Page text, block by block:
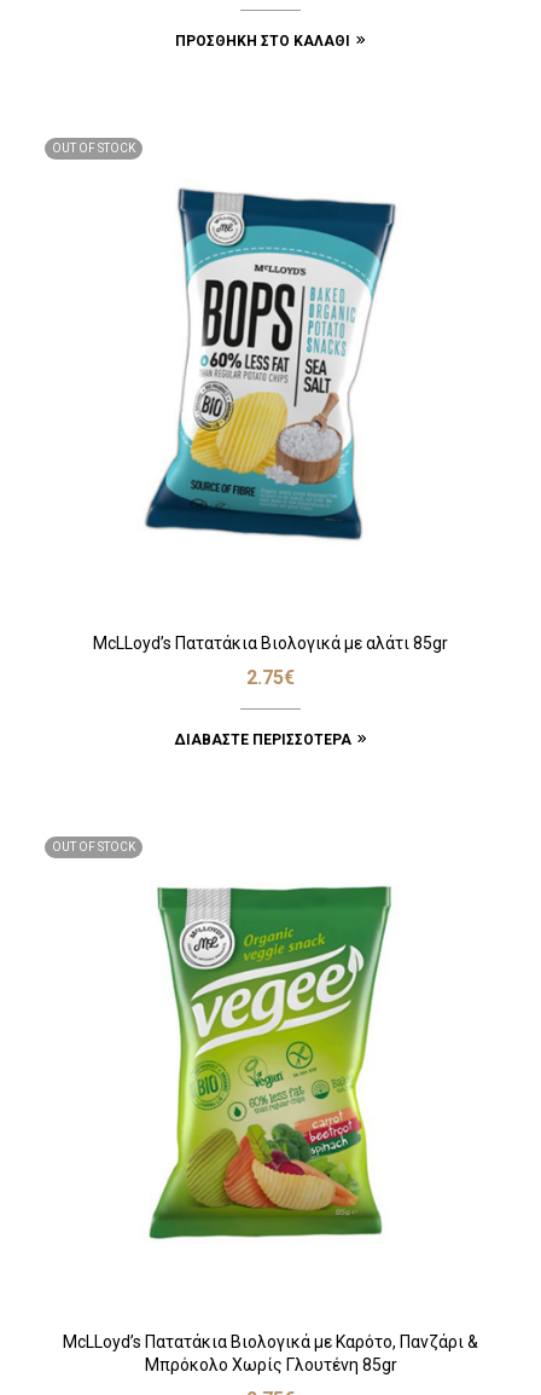
ΠΡΟΣΘΉΚΗ ΣΤΟ ΚΑΛΆΘΙ
OUT OF STOCK
McLLoyd’s Πατατάκια Βιολογικά με αλάτι 85gr
2.75€
ΔΙΑΒΆΣΤΕ ΠΕΡΙΣΣΌΤΕΡΑ
OUT OF STOCK
McLLoyd’s Πατατάκια Βιολογικά με Καρότο, Πανζάρι &
Μπρόκολο Χωρίς Γλουτένη 85gr